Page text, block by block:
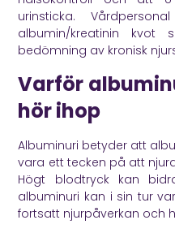
urinsticka.
albumin/kreatinin
bedömning av kronisk
Varför
hör ihop
Albuminuri betyder att
vara ett tecken på att
Högt blodtryck kan
albuminuri kan i sin tur
fortsatt njurpåverkan och